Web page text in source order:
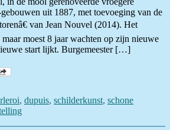
voor
Schone
Kunsten
uit 1887, met toevoeging van de
van Jean Nouvel (2014). Het
moest 8 jaar wachten op zijn nieuwe
start lijkt. Burgemeester […]
, dupuis, schilderkunst, schone